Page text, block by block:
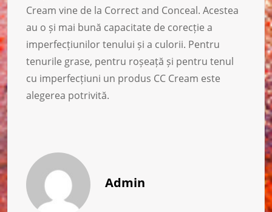
Cream vine de la Correct and Conceal. Acestea
au o și mai bună capacitate de corecție a
imperfecțiunilor tenului și a culorii. Pentru
tenurile grase, pentru roșeață și pentru tenul
cu imperfecțiuni un produs CC Cream este
alegerea potrivită.
Admin